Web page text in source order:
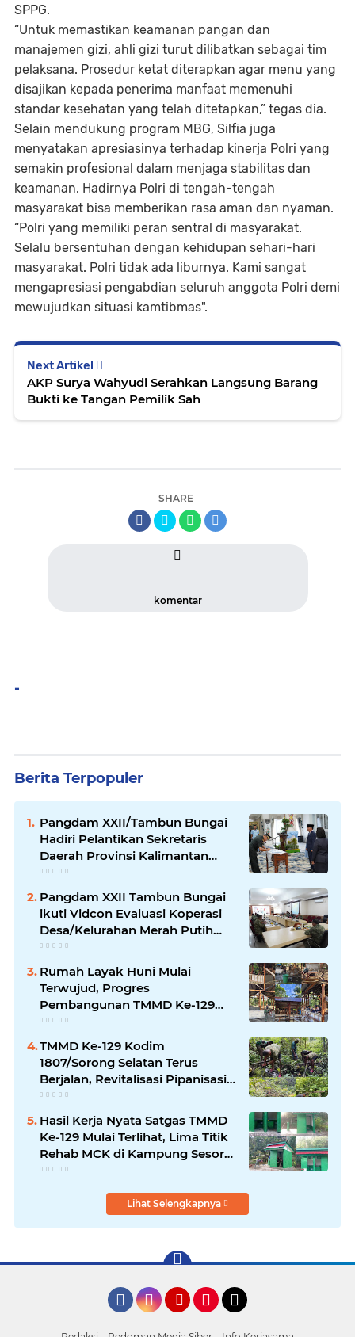
SPPG.
“Untuk memastikan keamanan pangan dan
manajemen gizi, ahli gizi turut dilibatkan sebagai tim
pelaksana. Prosedur ketat diterapkan agar menu yang
disajikan kepada penerima manfaat memenuhi
standar kesehatan yang telah ditetapkan,” tegas dia.
Selain mendukung program MBG, Silfia juga
menyatakan apresiasinya terhadap kinerja Polri yang
semakin profesional dalam menjaga stabilitas dan
keamanan. Hadirnya Polri di tengah-tengah
masyarakat bisa memberikan rasa aman dan nyaman.
“Polri yang memiliki peran sentral di masyarakat.
Selalu bersentuhan dengan kehidupan sehari-hari
masyarakat. Polri tidak ada liburnya. Kami sangat
mengapresiasi pengabdian seluruh anggota Polri demi
mewujudkan situasi kamtibmas".
Next Artikel
AKP Surya Wahyudi Serahkan Langsung Barang
Bukti ke Tangan Pemilik Sah
SHARE
komentar
-
Berita Terpopuler
Pangdam XXII/Tambun Bungai
Hadiri Pelantikan Sekretaris
Daerah Provinsi Kalimantan
Tengah
Pangdam XXII Tambun Bungai
ikuti Vidcon Evaluasi Koperasi
Desa/Kelurahan Merah Putih
dipimpin Wakil Panglima TNI
Rumah Layak Huni Mulai
Terwujud, Progres
Pembangunan TMMD Ke-129
Kodim 1807/Sorong Selatan
TMMD Ke-129 Kodim
1807/Sorong Selatan Terus
Berjalan, Revitalisasi Pipanisasi
Air Bersih di Kampung Sesor
Capai Progres 30 Persen
Hasil Kerja Nyata Satgas TMMD
Ke-129 Mulai Terlihat, Lima Titik
Rehab MCK di Kampung Sesor
Kini Semakin Layak Digunakan
Lihat Selengkapnya